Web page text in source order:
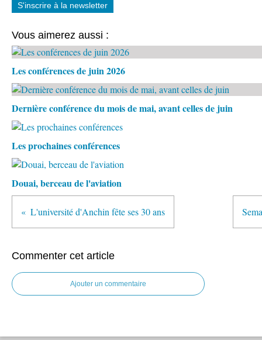
S'inscrire à la newsletter
Vous aimerez aussi :
Les conférences de juin 2026
Dernière conférence du mois de mai, avant celles de juin
Les prochaines conférences
Douai, berceau de l'aviation
L'université d'Anchin fête ses 30 ans
Commenter cet article
Ajouter un commentaire